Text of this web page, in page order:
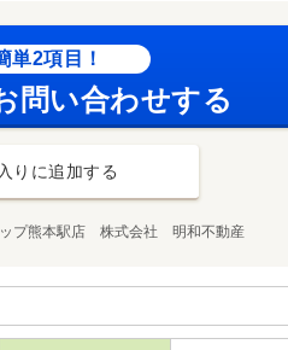
単2項目！
問い合わせする
りに追加する
ップ熊本駅店 株式会社 明和不動産